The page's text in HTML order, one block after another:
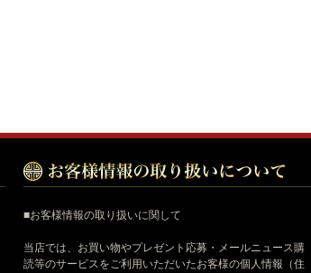
■お客様情報の取り扱いに関して
当店では、お買い物やプレゼント応募・メールニュース購
読等のサービスをご利用いただいたお客様の個人情報（住